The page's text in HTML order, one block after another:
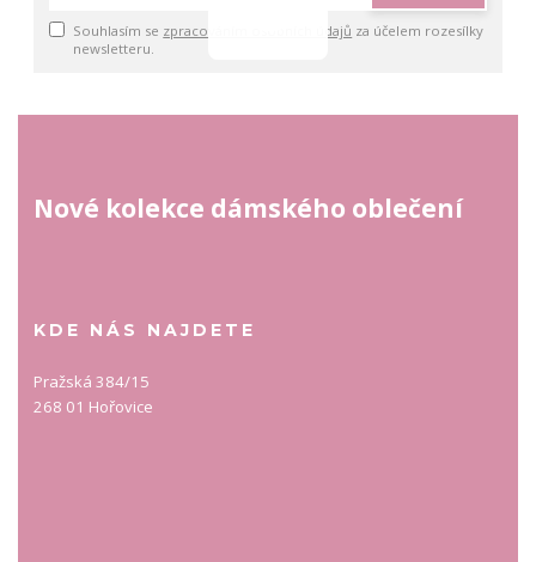
Souhlasím se zpracováním osobních údajů za účelem rozesílky
newsletteru.
Nové kolekce dámského oblečení
KDE NÁS NAJDETE
Pražská 384/15
268 01 Hořovice